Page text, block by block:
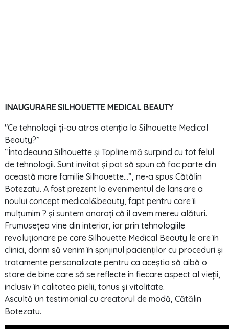
INAUGURARE SILHOUETTE MEDICAL BEAUTY
"Ce tehnologii ți-au atras atenția la Silhouette Medical
Beauty?”
“Întodeauna Silhouette și Topline mă surpind cu tot felul
de tehnologii. Sunt invitat și pot să spun că fac parte din
această mare familie Silhouette…”, ne-a spus Cătălin
Botezatu. A fost prezent la evenimentul de lansare a
noului concept medical&beauty, fapt pentru care îi
mulțumim ? și suntem onorați că îl avem mereu alături.
Frumusețea vine din interior, iar prin tehnologiile
revoluționare pe care Silhouette Medical Beauty le are în
clinici, dorim să venim în sprijinul pacienților cu proceduri și
tratamente personalizate pentru ca aceștia să aibă o
stare de bine care să se reflecte în fiecare aspect al vieții,
inclusiv în calitatea pielii, tonus și vitalitate.
Ascultă un testimonial cu creatorul de modă, Cătălin
Botezatu.